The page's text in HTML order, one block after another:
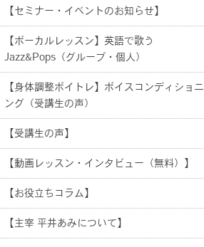
【セミナー・イベントのお知らせ】
【ボーカルレッスン】英語で歌う
Jazz&Pops（グループ・個人）
【身体調整ボイトレ】ボイスコンディショニ
ング（受講生の声）
【受講生の声】
【動画レッスン・インタビュー（無料）】
【お役立ちコラム】
【主宰 平井あみについて】